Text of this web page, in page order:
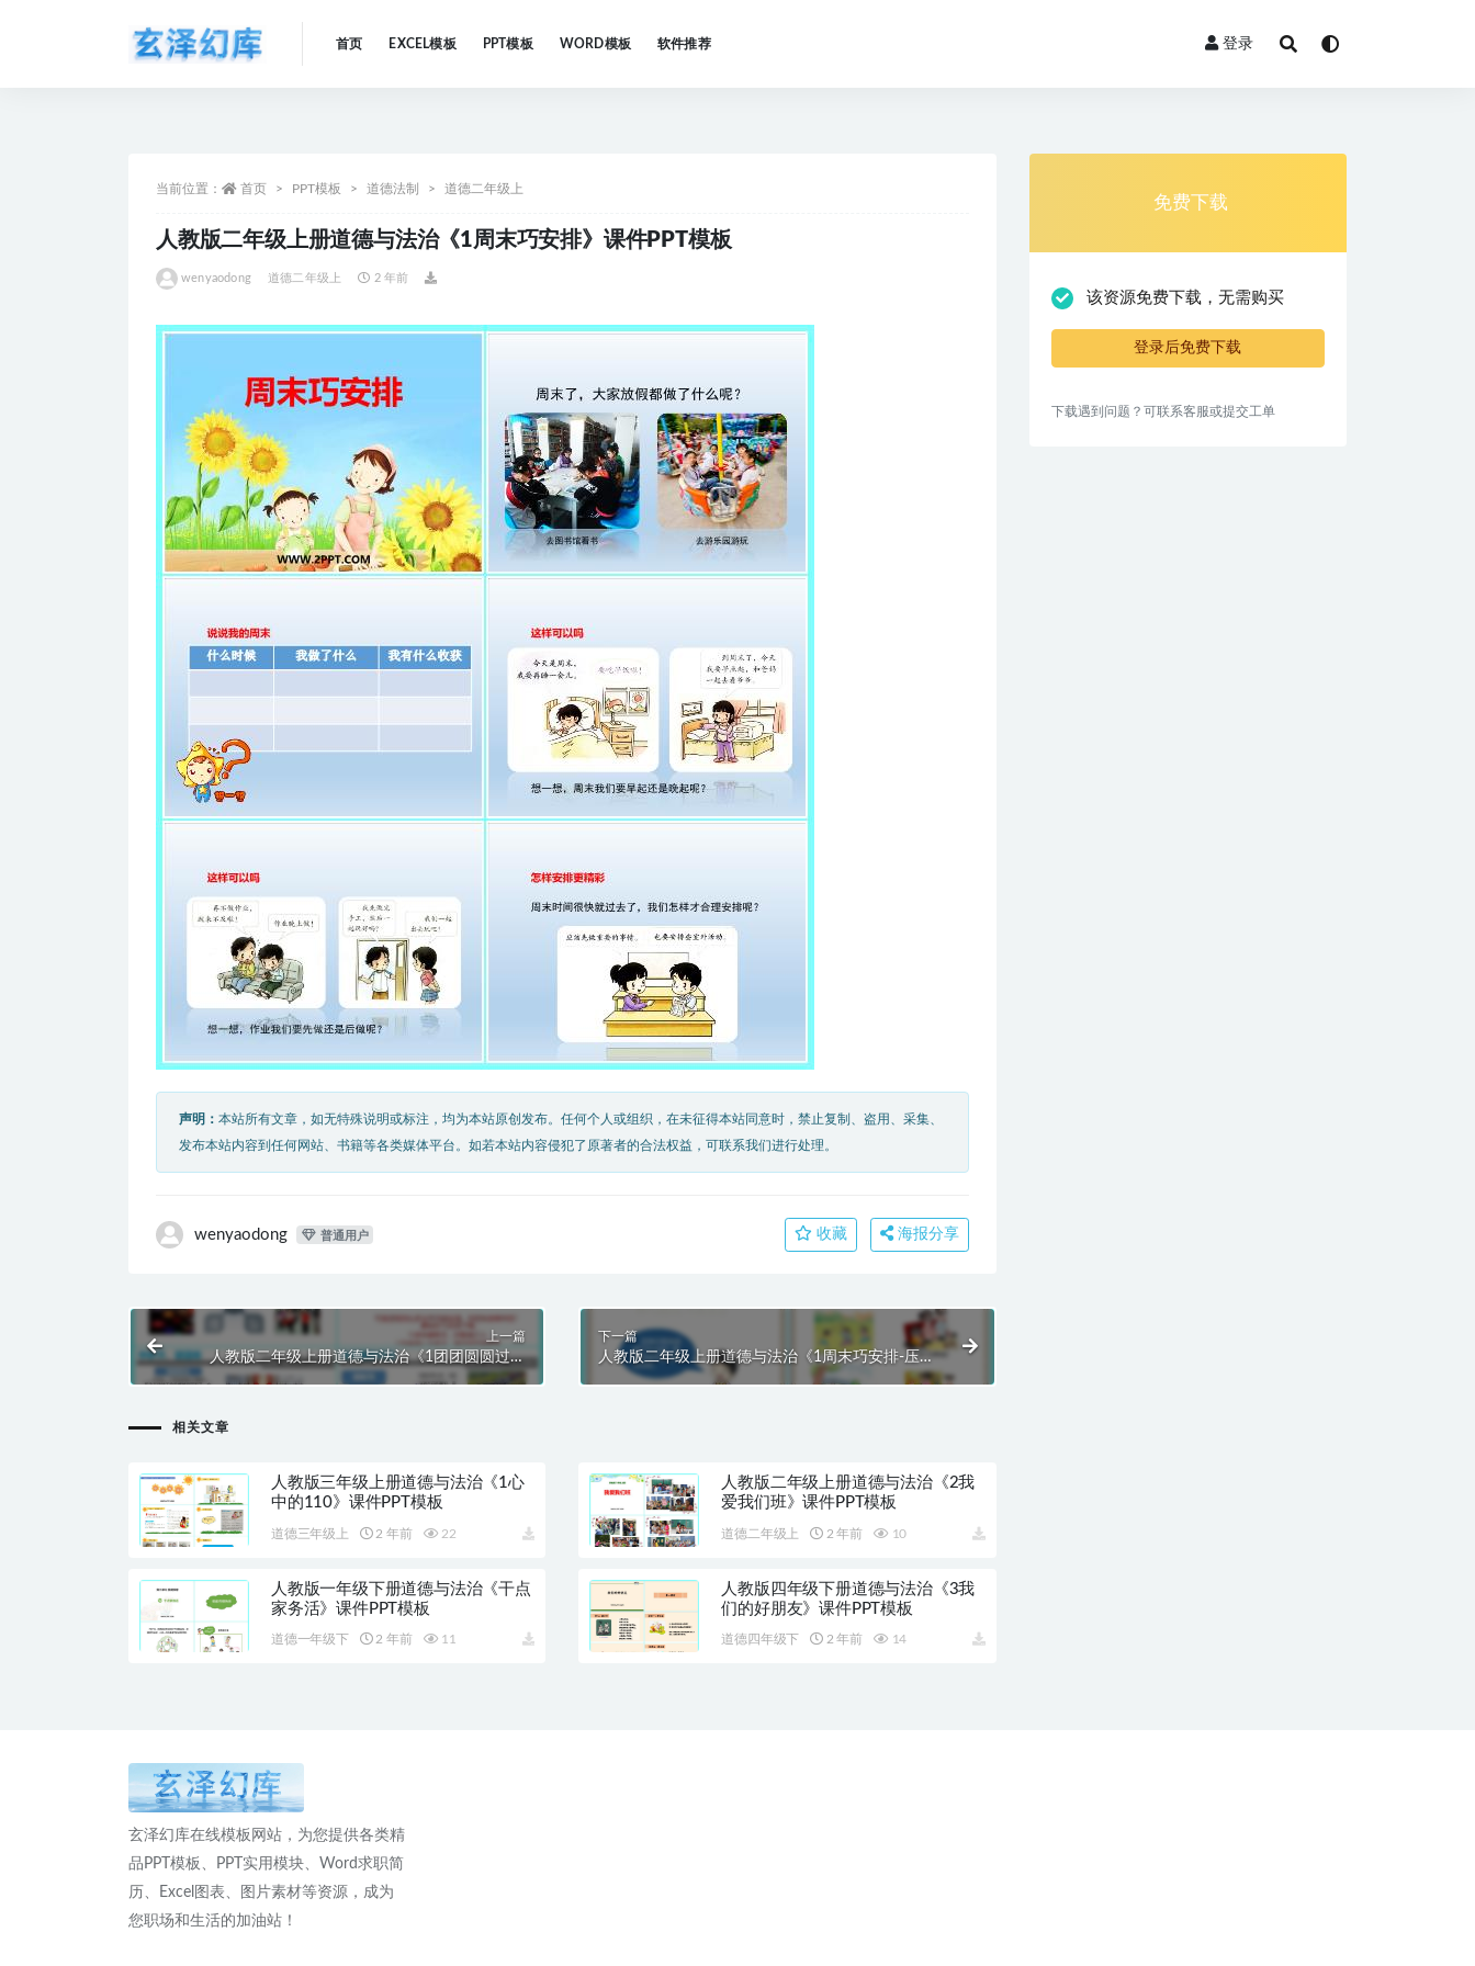
首页 EXCEL模板 PPT模板 WORD模板 软件推荐 登录
当前位置： 首页 PPT模板 道德法制 道德二年级上
人教版二年级上册道德与法治《1周末巧安排》课件PPT模板
wenyaodong 道德二年级上 2 年前
声明： 本站所有文章，如无特殊说明或标注，均为本站原创发布。任何个人或组织，在未征得本站同意时，禁止复制、盗用、采集、
发布本站内容到任何网站、书籍等各类媒体平台。如若本站内容侵犯了原著者的合法权益，可联系我们进行处理。
wenyaodong 普通用户 收藏 海报分享
上一篇
人教版二年级上册道德与法治《1团团圆圆过中
秋》课件PPT模板
下一篇
人教版二年级上册道德与法治《1周末巧安排-压
缩》课件PPT模板
相关文章
人教版三年级上册道德与法治《1心
中的110》课件PPT模板
道德三年级上 2 年前 22
人教版二年级上册道德与法治《2我
爱我们班》课件PPT模板
道德二年级上 2 年前 10
人教版一年级下册道德与法治《干点
家务活》课件PPT模板
道德一年级下 2 年前 11
人教版四年级下册道德与法治《3我
们的好朋友》课件PPT模板
道德四年级下 2 年前 14
免费下载
该资源免费下载，无需购买
登录后免费下载
下载遇到问题？可联系客服或提交工单
玄泽幻库在线模板网站，为您提供各类精
品PPT模板、PPT实用模块、Word求职简
历、Excel图表、图片素材等资源，成为
您职场和生活的加油站！